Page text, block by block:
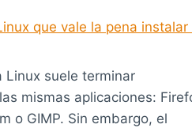
que vale la pena instalar
Linux suele terminar
mismas aplicaciones:
o GIMP. Sin embargo, el